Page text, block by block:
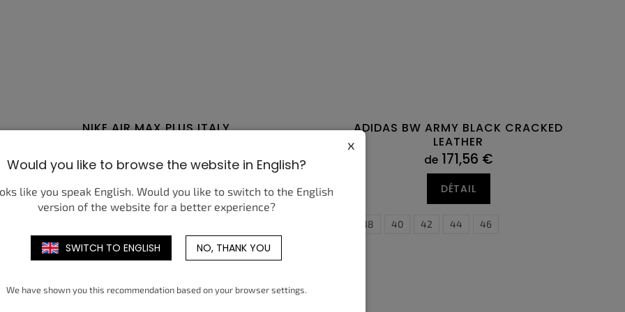
NIKE AIR MAX PLUS ITALY
de155,02 €
DÉTAIL
ADIDAS BW ARMY BLACK CRACKED
LEATHER
de171,56 €
DÉTAIL
38 40 42 44 46
Would you like to browse the website in English?
x
like you speak English. Would you like to switch to the English
version of the website for a better experience?
SWITCH TO ENGLISH NO, THANK YOU
We have shown you this recommendation based on your browser settings.